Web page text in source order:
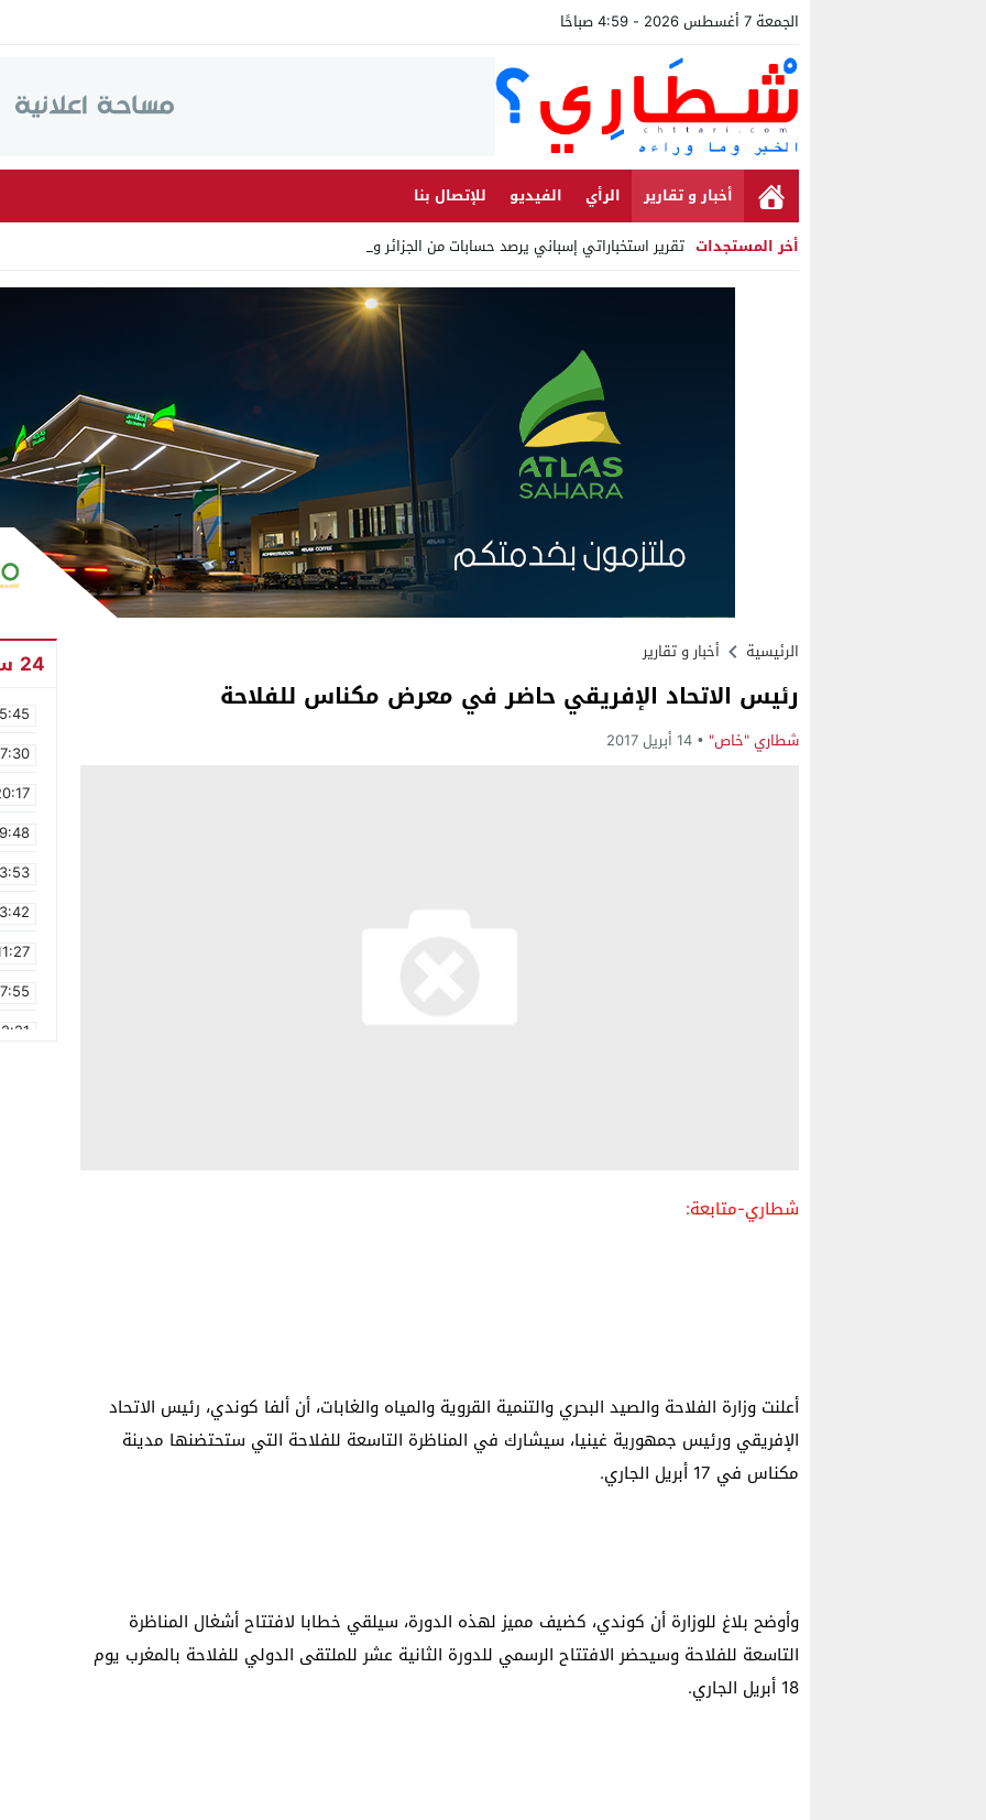
الجمعة 7 أغسطس 2026 - 4:59 صباحًا
أخبار و تقارير الرأي الفيديو
للإتصال بنا
أخر المستجدات تقرير استخباراتي إسباني يرصد حسابات من الجزائر وأرقاما بـ”_
Stop
الرئيسية أخبار و تقارير
رئيس الاتحاد الإفريقي حاضر في معرض مكناس للفلاحة
شطاري "خاص" 14 أبريل 2017
شطاري-متابعة:
أعلنت وزارة الفلاحة والصيد البحري والتنمية القروية والمياه والغابات، أن ألفا كوندي، رئيس الاتحاد
الإفريقي ورئيس جمهورية غينيا، سيشارك في المناظرة التاسعة للفلاحة التي ستحتضنها مدينة
مكناس في 17 أبريل الجاري.
وأوضح بلاغ للوزارة أن كوندي، كضيف مميز لهذه الدورة، سيلقي خطابا لافتتاح أشغال المناظرة
التاسعة للفلاحة وسيحضر الافتتاح الرسمي للدورة الثانية عشر للملتقى الدولي للفلاحة بالمغرب يوم
18 أبريل الجاري.
24 ساعة